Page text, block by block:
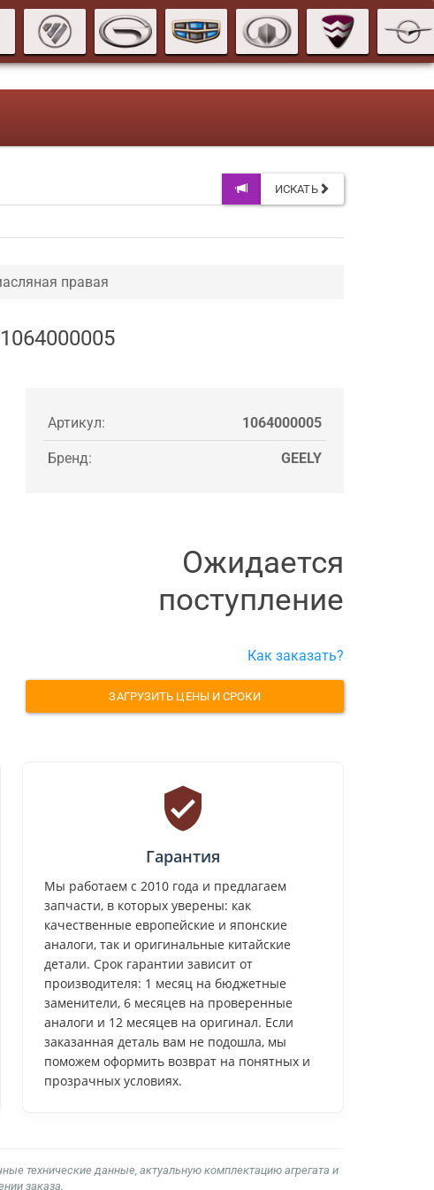
ИСКАТЬ
правая
Артикул: 1064000005
Бренд: GEELY
Ожидается
поступление
Как заказать?
ЗАГРУЗИТЬ ЦЕНЫ И СРОКИ
Гарантия
Мы работаем с 2010 года и предлагаем
запчасти, в которых уверены: как
качественные европейские и японские
аналоги, так и оригинальные китайские
детали. Срок гарантии зависит от
производителя: 1 месяц на бюджетные
заменители, 6 месяцев на проверенные
аналоги и 12 месяцев на оригинал. Если
заказанная деталь вам не подошла, мы
поможем оформить возврат на понятных и
прозрачных условиях.
технические данные, актуальную комплектацию агрегата и
заказа.